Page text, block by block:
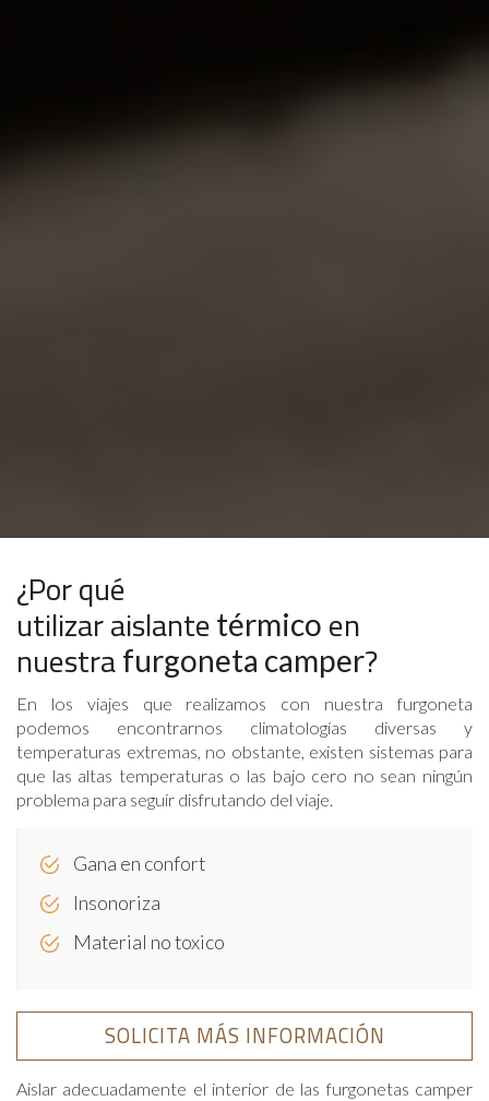
¿Por qué
utilizar aislante térmico en
nuestra furgoneta camper?
En los viajes que realizamos con nuestra furgoneta
podemos encontrarnos climatologías diversas y
temperaturas extremas, no obstante, existen sistemas para
que las altas temperaturas o las bajo cero no sean ningún
problema para seguir disfrutando del viaje.
Gana en confort
Insonoriza
Material no toxico
SOLICITA MÁS INFORMACIÓN
Aislar adecuadamente el interior de las furgonetas camper